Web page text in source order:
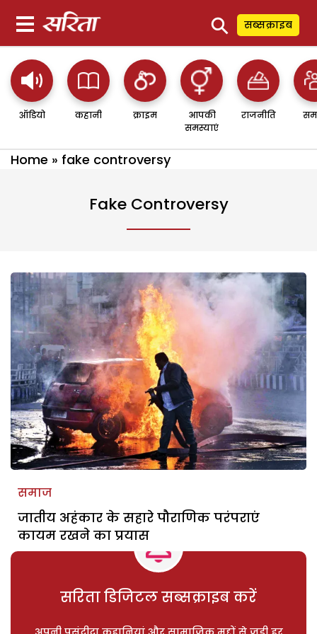
⚲ सब्सक्राइब
ऑडियो कहानी क्राइम
आपकी
समस्याएं
राजनीति
Home » fake controversy
Fake Controversy
समाज
जातीय अहंकार के सहारे पौराणिक परंपराएं
कायम रखने का प्रयास
सरिता डिजिटल सब्सक्राइब करें